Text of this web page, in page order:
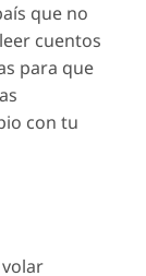
que no
cuentos
para que
con tu